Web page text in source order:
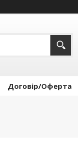
Договір/Оферта